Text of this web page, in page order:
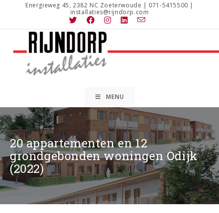
Energieweg 45, 2382 NC Zoeterwoude | 071-5415500 |
installaties@rijndorp.com
MENU
20 appartementen en 12
grondgebonden woningen Odijk
(2022)